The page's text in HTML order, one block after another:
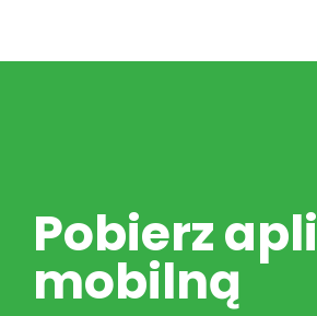
Pobierz
mobilną